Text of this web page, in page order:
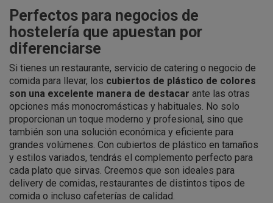
Perfectos para negocios de
hostelería que apuestan por
diferenciarse
Si tienes un restaurante, servicio de catering o negocio de
comida para llevar, los cubiertos de plástico de colores
son una excelente manera de destacar ante las otras
opciones más monocromásticas y habituales. No solo
proporcionan un toque moderno y profesional, sino que
también son una solución económica y eficiente para
grandes volúmenes. Con cubiertos de plástico en tamaños
y estilos variados, tendrás el complemento perfecto para
cada plato que sirvas. Creemos que son ideales para
delivery de comidas, restaurantes de distintos tipos de
comida o incluso cafeterías de calidad.